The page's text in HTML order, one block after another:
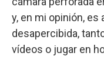
y, en mi opinión, es
desapercibida,
vídeos o jugar en